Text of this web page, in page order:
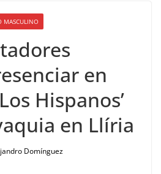
MASCULINO
en
Hispanos’
en Llíria
Domínguez